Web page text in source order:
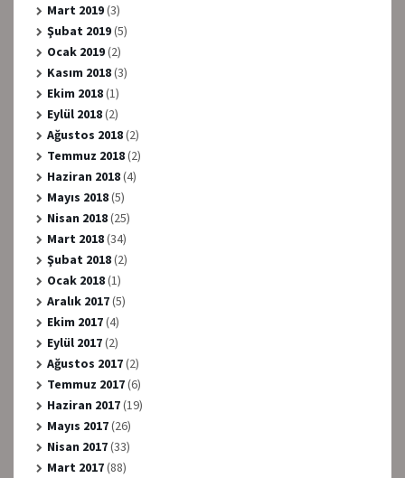
Mart 2019(3)
Şubat 2019(5)
Ocak 2019(2)
Kasım 2018(3)
Ekim 2018(1)
Eylül 2018(2)
Ağustos 2018(2)
Temmuz 2018(2)
Haziran 2018(4)
Mayıs 2018(5)
Nisan 2018(25)
Mart 2018(34)
Şubat 2018(2)
Ocak 2018(1)
Aralık 2017(5)
Ekim 2017(4)
Eylül 2017(2)
Ağustos 2017(2)
Temmuz 2017(6)
Haziran 2017(19)
Mayıs 2017(26)
Nisan 2017(33)
Mart 2017(88)